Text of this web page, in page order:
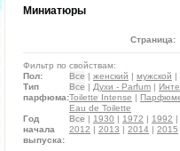
Миниатюры
Страница:
Фильтр по свойствам:
Пол:
Все | женский | мужской |
Тип
парфюма:
Все | Духи - Parfum |
Toilette Intense |
Eau de Toilette
Год
начала
выпуска:
Все | 1930 | 1972 | 1992 |
2012 | 2013 | 2014 | 2015